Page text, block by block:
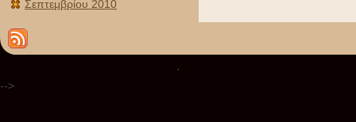
Σεπτεμβρίου 2010
-->